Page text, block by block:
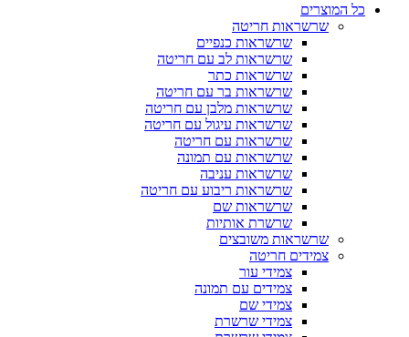
כל המוצרים
שרשראות חריטה
שרשראות כנפיים
שרשראות לב עם חריטה
שרשראות כתר
שרשראות בר עם חריטה
שרשראות מלבן עם חריטה
שרשראות עיגול עם חריטה
שרשראות עם חריטה
שרשראות עם תמונה
שרשראות עניבה
שרשראות ריבוע עם חריטה
שרשראות שם
שרשרת אותיות
שרשראות משובצים
צמידים חריטה
צמידי עור
צמידים עם תמונה
צמידי שם
צמידי שרשרת